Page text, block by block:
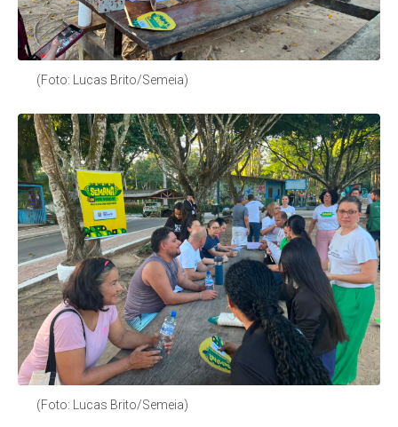
(Foto: Lucas Brito/Semeia)
(Foto: Lucas Brito/Semeia)